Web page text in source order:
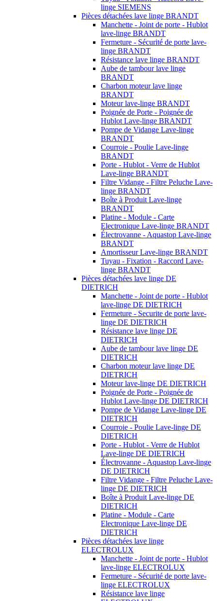
linge SIEMENS
Pièces détachées lave linge BRANDT
Manchette - Joint de porte - Hublot
lave-linge BRANDT
Fermeture - Sécurité de porte lave-
linge BRANDT
Résistance lave linge BRANDT
Aube de tambour lave linge
BRANDT
Charbon moteur lave linge
BRANDT
Moteur lave-linge BRANDT
Poignée de Porte - Poignée de
Hublot Lave-linge BRANDT
Pompe de Vidange Lave-linge
BRANDT
Courroie - Poulie Lave-linge
BRANDT
Porte - Hublot - Verre de Hublot
Lave-linge BRANDT
Filtre Vidange - Filtre Peluche Lave-
linge BRANDT
Boîte à Produit Lave-linge
BRANDT
Platine - Module - Carte
Electronique Lave-linge BRANDT
Électrovanne - Aquastop Lave-linge
BRANDT
Amortisseur Lave-linge BRANDT
Tuyau - Fixation - Raccord Lave-
linge BRANDT
Pièces détachées lave linge DE
DIETRICH
Manchette - Joint de porte - Hublot
lave-linge DE DIETRICH
Fermeture - Securite de porte lave-
linge DE DIETRICH
Résistance lave linge DE
DIETRICH
Aube de tambour lave linge DE
DIETRICH
Charbon moteur lave linge DE
DIETRICH
Moteur lave-linge DE DIETRICH
Poignée de Porte - Poignée de
Hublot Lave-linge DE DIETRICH
Pompe de Vidange Lave-linge DE
DIETRICH
Courroie - Poulie Lave-linge DE
DIETRICH
Porte - Hublot - Verre de Hublot
Lave-linge DE DIETRICH
Électrovanne - Aquastop Lave-linge
DE DIETRICH
Filtre Vidange - Filtre Peluche Lave-
linge DE DIETRICH
Boîte à Produit Lave-linge DE
DIETRICH
Platine - Module - Carte
Electronique Lave-linge DE
DIETRICH
Pièces détachées lave linge
ELECTROLUX
Manchette - Joint de porte - Hublot
lave-linge ELECTROLUX
Fermeture - Sécurité de porte lave-
linge ELECTROLUX
Résistance lave linge